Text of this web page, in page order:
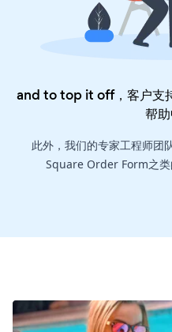
and to top it off，客户支
帮
此外，我们的专家工程师团
Square Order Form之类